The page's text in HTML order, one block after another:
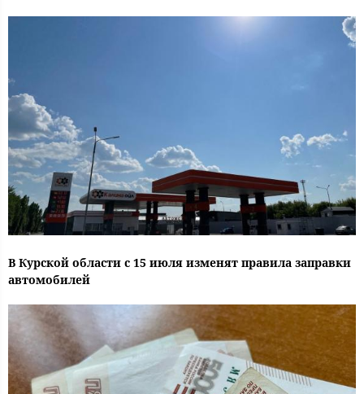
В Курской области с 15 июля изменят правила заправки
автомобилей